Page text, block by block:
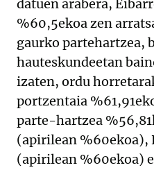
datuen arabera,
%60,5ekoa zen
gaurko partehartzea,
hauteskundeetan
izaten, ordu
portzentaia
parte-hartzea
(apirilean %60ekoa),
(apirilean %60ekoa)